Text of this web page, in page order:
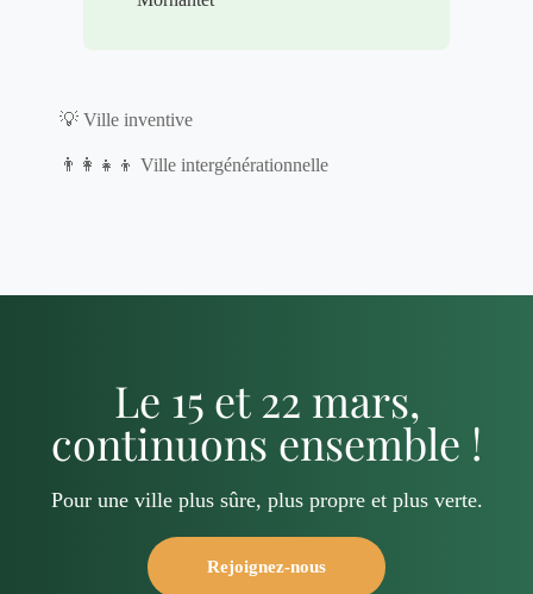
💡 Ville inventive
👨‍👩‍👧‍👦 Ville intergénérationnelle
Le 15 et 22 mars,
continuons ensemble !
Pour une ville plus sûre, plus propre et plus verte.
Rejoignez-nous